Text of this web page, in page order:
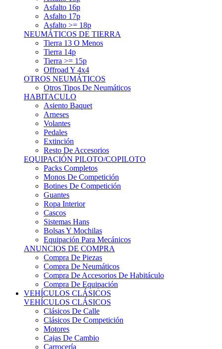
Asfalto 16p
Asfalto 17p
Asfalto >= 18p
NEUMÁTICOS DE TIERRA
Tierra 13 O Menos
Tierra 14p
Tierra >= 15p
Offroad Y 4x4
OTROS NEUMÁTICOS
Otros Tipos De Neumáticos
HABITACULO
Asiento Baquet
Arneses
Volantes
Pedales
Extinción
Resto De Accesorios
EQUIPACIÓN PILOTO/COPILOTO
Packs Completos
Monos De Competición
Botines De Competición
Guantes
Ropa Interior
Cascos
Sistemas Hans
Bolsas Y Mochilas
Equipación Para Mecánicos
ANUNCIOS DE COMPRA
Compra De Piezas
Compra De Neumáticos
Compra De Accesorios De Habitáculo
Compra De Equipación
VEHÍCULOS CLÁSICOS
VEHÍCULOS CLÁSICOS
Clásicos De Calle
Clásicos De Competición
Motores
Cajas De Cambio
Carrocería